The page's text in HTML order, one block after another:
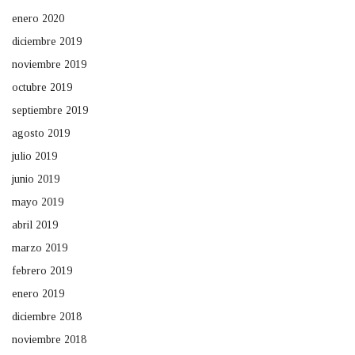
enero 2020
diciembre 2019
noviembre 2019
octubre 2019
septiembre 2019
agosto 2019
julio 2019
junio 2019
mayo 2019
abril 2019
marzo 2019
febrero 2019
enero 2019
diciembre 2018
noviembre 2018